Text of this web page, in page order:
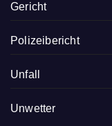
Gericht
Polizeibericht
Unfall
Unwetter